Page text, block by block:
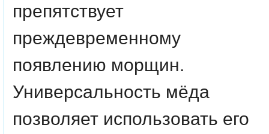
препятствует
преждевременному
появлению морщин.
Универсальность мёда
позволяет использовать его